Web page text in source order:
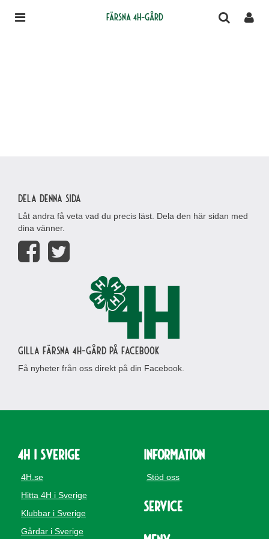
Färsna 4H-gård
Dela denna sida
Låt andra få veta vad du precis läst. Dela den här sidan med
dina vänner.
Gilla Färsna 4H-gård på Facebook
Få nyheter från oss direkt på din Facebook.
4H i Sverige
4H.se
Hitta 4H i Sverige
Klubbar i Sverige
Gårdar i Sverige
Information
Stöd oss
Service